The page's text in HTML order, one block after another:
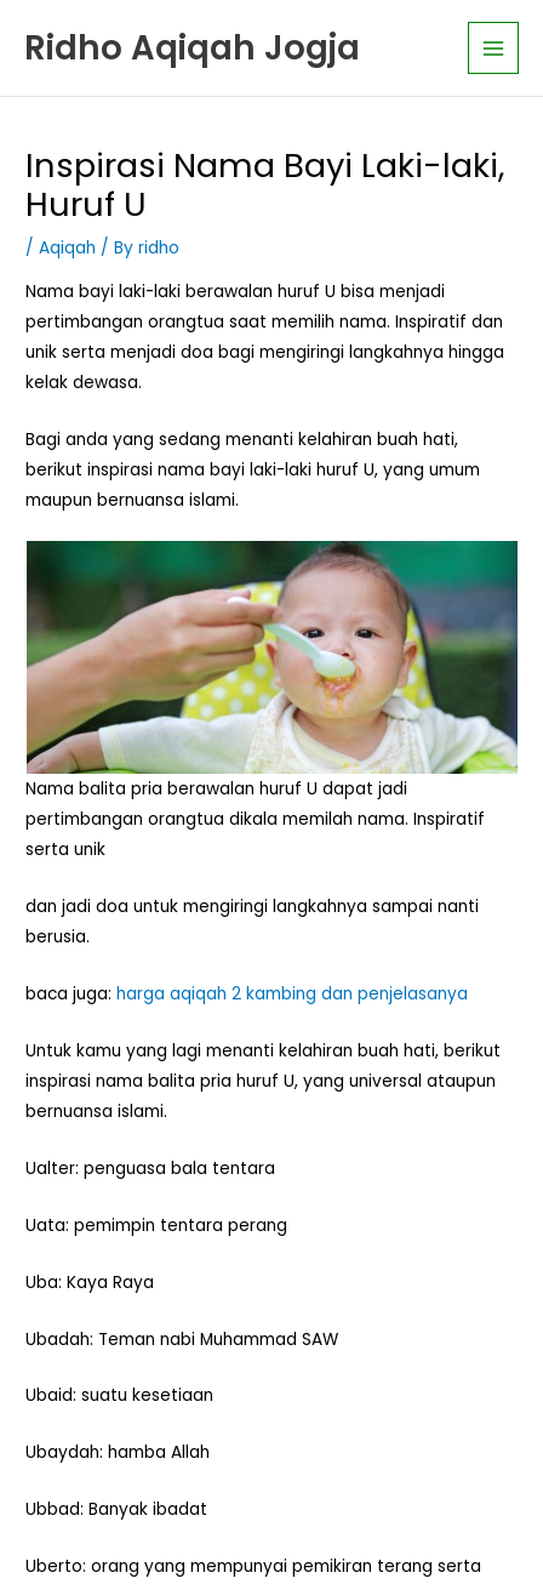
Ridho Aqiqah Jogja
Main
Inspirasi Nama Bayi Laki-laki,
Huruf U
/Aqiqah / Byridho
Nama bayi laki-laki berawalan huruf U bisa menjadi
pertimbangan orangtua saat memilih nama. Inspiratif dan
unik serta menjadi doa bagi mengiringi langkahnya hingga
kelak dewasa.
Bagi anda yang sedang menanti kelahiran buah hati,
berikut inspirasi nama bayi laki-laki huruf U, yang umum
maupun bernuansa islami.
Nama balita pria berawalan huruf U dapat jadi
pertimbangan orangtua dikala memilah nama. Inspiratif
serta unik
dan jadi doa untuk mengiringi langkahnya sampai nanti
berusia.
baca juga: harga aqiqah 2 kambing dan penjelasanya
Untuk kamu yang lagi menanti kelahiran buah hati, berikut
inspirasi nama balita pria huruf U, yang universal ataupun
bernuansa islami.
Ualter: penguasa bala tentara
Uata: pemimpin tentara perang
Uba: Kaya Raya
Ubadah: Teman nabi Muhammad SAW
Ubaid: suatu kesetiaan
Ubaydah: hamba Allah
Ubbad: Banyak ibadat
Uberto: orang yang mempunyai pemikiran terang serta
a
o
r
i
t
i
e
l